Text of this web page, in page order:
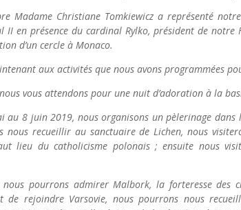
Madame Christiane Tomkiewicz a représenté
II en présence du cardinal Rylko, président de
d’un cercle à Monaco.
aux activités que nous avons programmées
vous attendons pour une nuit d’adoration à la
au 8 juin 2019, nous organisons un pèlerinage dans
nous recueillir au sanctuaire de Lichen, nous
lieu du catholicisme polonais ; ensuite nous
nous pourrons admirer Malbork, la forteresse des
de rejoindre Varsovie, nous pourrons nous